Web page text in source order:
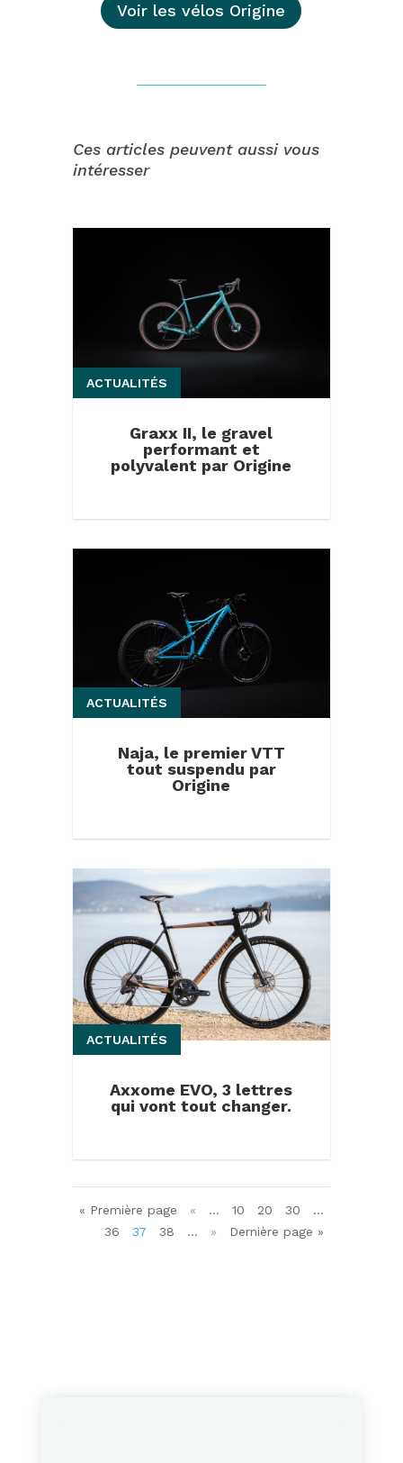
Voir les vélos Origine
Ces articles peuvent aussi vous
intéresser
Graxx II, le gravel
performant et
polyvalent par Origine
ACTUALITÉS
Naja, le premier VTT
tout suspendu par
Origine
ACTUALITÉS
Axxome EVO, 3 lettres
qui vont tout changer.
ACTUALITÉS
« Première page « … 10 20 30
…
36
37 38 … » Dernière page »